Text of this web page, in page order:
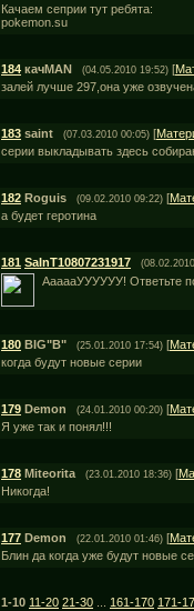
Качаем сеприи тут ребята:
pokemon.su
184 качMAN (04.05.2010 19:52) [
залей лучше 297,она уже
183 saint (07.03.2010 00:05) [
серии выкладывать здесь
182 Roguis (09.02.2010 09:22) [
а будет геротина
181 SaInT10807231917
АааааУУУУУУ! Ответьте
180 BIG"B" (25.01.2010 17:54) [
когда будут новые серии
179 Demon (24.01.2010 00:20) [
Я уже так и понял!!!
178 Miteorita (23.01.2010 18:36) [
Никогда!
177 Demon (22.01.2010 01:46) [
Блин да когда уже будут новые
1-10 11-20 21-30 161-170 171-